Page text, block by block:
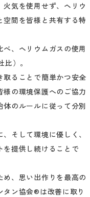
気を使用せず、ヘリウ
間を皆様と共有する特
、ヘリウムガスの使用
）。
ることで簡単かつ安全
の環境保護へのご協力
のルールに従って分別
そして環境に優しく、
を提供し続けることで
、思い出作りを最高の
タン協会®は改善に取り